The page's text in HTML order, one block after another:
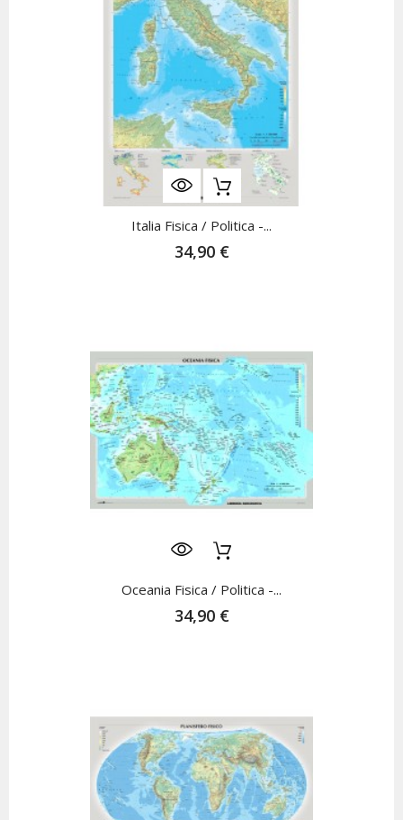
Italia Fisica / Politica -...
34,90 €
Oceania Fisica / Politica -...
34,90 €